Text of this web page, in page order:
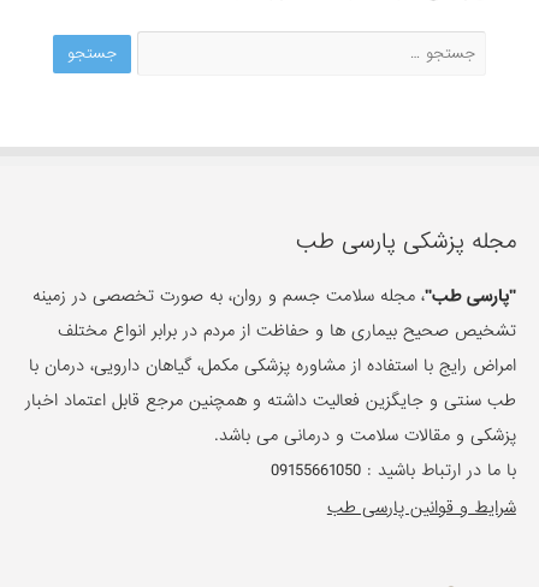
مجله پزشکی پارسی طب
"پارسی طب"، مجله سلامت جسم و روان، به صورت تخصصی در زمینه
تشخیص صحیح بیماری ها و حفاظت از مردم در برابر انواع مختلف
امراض رایج با استفاده از مشاوره پزشکی مکمل، گیاهان دارویی، درمان با
طب سنتی و جایگزین فعالیت داشته و همچنین مرجع قابل اعتماد اخبار
پزشکی و مقالات سلامت و درمانی می باشد.
با ما در ارتباط باشید :09155661050
شرایط و قوانین پارسی طب